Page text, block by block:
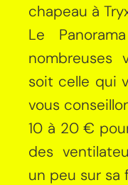
chapeau à
Le
nombreuses
soit celle qui
vous
10 à 20 €
des
un peu sur sa